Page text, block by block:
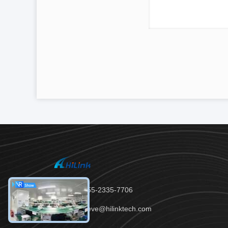
Tel.：86-755-2335-7706
E-Mail：steve@hilinktech.com